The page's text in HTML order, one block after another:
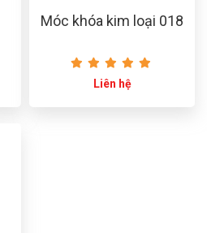
Móc khóa kim loại 018
Liên hệ